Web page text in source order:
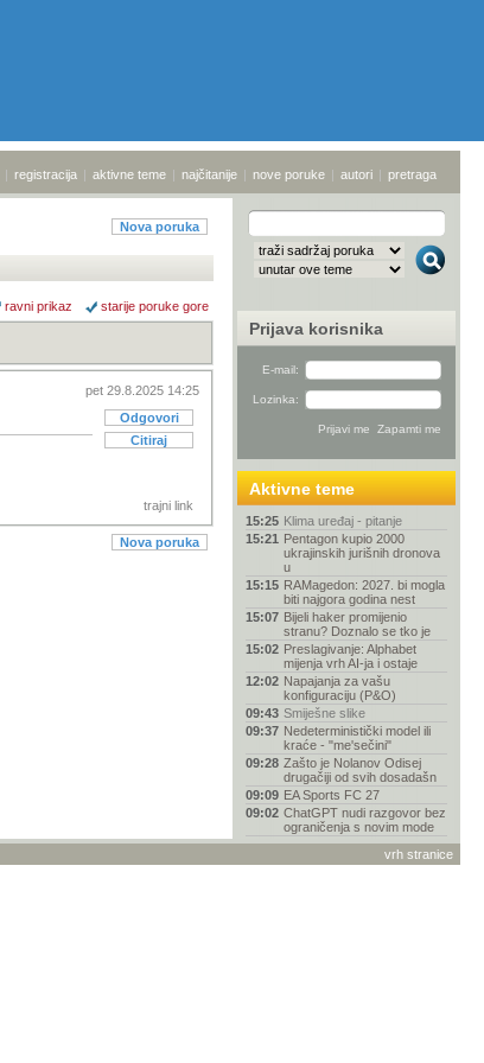
| registracija | aktivne teme | najčitanije | nove poruke | autori | pretraga
Nova poruka
ravni prikaz starije poruke gore
pet 29.8.2025 14:25
Odgovori
Citiraj
trajni link
Nova poruka
Prijava korisnika
E-mail:
Lozinka:
Aktivne teme
15:25 Klima uređaj - pitanje
15:21 Pentagon kupio 2000
ukrajinskih jurišnih dronova
u
15:15 RAMagedon: 2027. bi mogla
biti najgora godina nest
15:07 Bijeli haker promijenio
stranu? Doznalo se tko je
15:02 Preslagivanje: Alphabet
mijenja vrh AI-ja i ostaje
12:02 Napajanja za vašu
konfiguraciju (P&O)
09:43 Smiješne slike
09:37 Nedeterministički model ili
kraće - "me'sečini"
09:28 Zašto je Nolanov Odisej
drugačiji od svih dosadašn
09:09 EA Sports FC 27
09:02 ChatGPT nudi razgovor bez
ograničenja s novim mode
08:18 Veliki dio AI industrije su
marksisti, kaže šef Pavrh stranice